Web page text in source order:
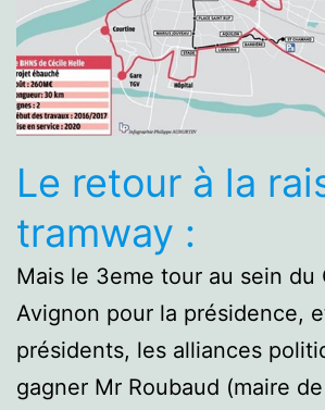
Le retour à la
tramway :
Mais le 3eme tour au sein du
Avignon pour la présidence,
présidents, les alliances
gagner Mr Roubaud (maire